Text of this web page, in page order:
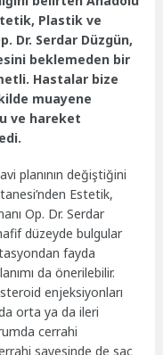
Plastik ve
Dr. Serdar Düzgün,
beklemeden bir
Hastalar bize
muayene
ve hareket
planının değiştiğini
Estetik,
Op. Dr. Serdar
düzeyde bulgular
fayda
da önerilebilir.
enjeksiyonları
orta ya da ileri
cerrahi
sayesinde de saç